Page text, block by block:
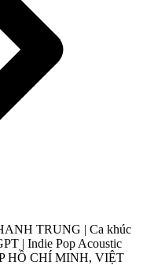
TRUNG | Ca khúc
| Indie Pop Acoustic
HỒ CHÍ MINH, VIỆT